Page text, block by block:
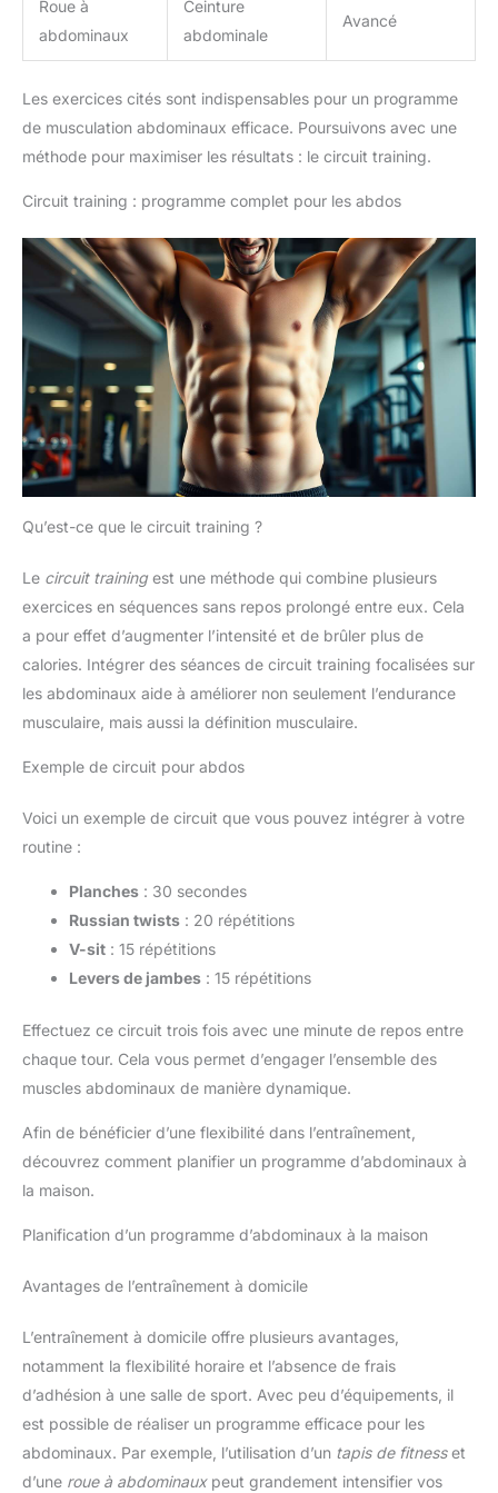
Roue à
abdominaux
Ceinture
abdominale
Avancé
Les exercices cités sont indispensables pour un programme
de musculation abdominaux efficace. Poursuivons avec une
méthode pour maximiser les résultats : le circuit training.
Circuit training : programme complet pour les abdos
Qu’est-ce que le circuit training ?
Le circuit trainingest une méthode qui combine plusieurs
exercices en séquences sans repos prolongé entre eux. Cela
a pour effet d’augmenter l’intensité et de brûler plus de
calories. Intégrer des séances de circuit training focalisées sur
les abdominaux aide à améliorer non seulement l’endurance
musculaire, mais aussi la définition musculaire.
Exemple de circuit pour abdos
Voici un exemple de circuit que vous pouvez intégrer à votre
routine :
Planches : 30 secondes
Russian twists : 20 répétitions
V-sit : 15 répétitions
Levers de jambes : 15 répétitions
Effectuez ce circuit trois fois avec une minute de repos entre
chaque tour. Cela vous permet d’engager l’ensemble des
muscles abdominaux de manière dynamique.
Afin de bénéficier d’une flexibilité dans l’entraînement,
découvrez comment planifier un programme d’abdominaux à
la maison.
Planification d’un programme d’abdominaux à la maison
Avantages de l’entraînement à domicile
L’entraînement à domicile offre plusieurs avantages,
notamment la flexibilité horaire et l’absence de frais
d’adhésion à une salle de sport. Avec peu d’équipements, il
est possible de réaliser un programme efficace pour les
abdominaux. Par exemple, l’utilisation d’un tapis de fitnesset
d’une roue à abdominauxpeut grandement intensifier vos